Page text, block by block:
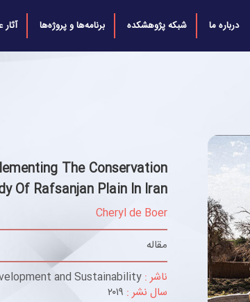
درباره ما شبکه پژوهشکده برنامه‌ها و پروژه‌ها
The Conservation
Of Rafsanjan Plain In Iran
Cheryl de Boer
مقاله
ناشر : and Sustainability
سال نشر : ۲۰۱۹